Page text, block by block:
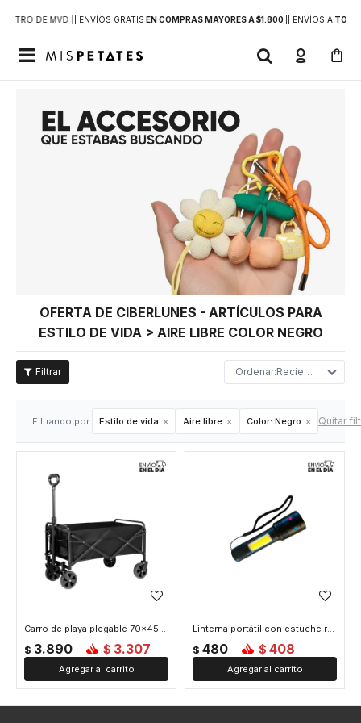
DE MVD | | ENVÍOS GRATIS EN COMPRAS MAYORES A $1.800 | ENVÍOS ATODO

OFERTA DE CIBERLUNES - ARTÍCULOS PARA
ESTILO DE VIDA > AIRE LIBRE COLOR NEGRO
Recientes
Filtrando por: Estilo de vida Aire libre Color: Negro Quitar
Carro de playa plegable 70x45x50cm - Negro
$ 3.890 $ 3.307
Linterna portátil con estuche recargable - Negro
$ 480 $ 408